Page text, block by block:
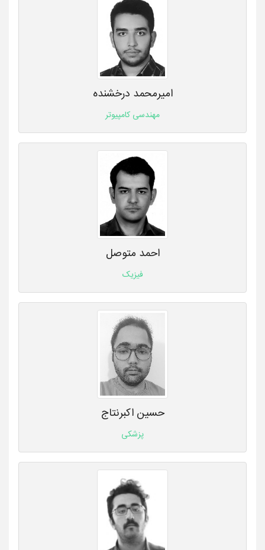
امیرمحمد درخشنده
مهندسی کامپیوتر
احمد متوصل
فیزیک
حسین اکبرنتاج
پزشکی